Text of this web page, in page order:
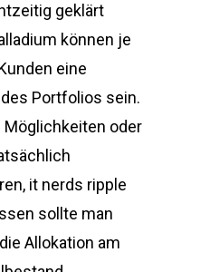
geklärt
können je
eine
Portfolios sein.
oder
it nerds ripple
sollte man
Allokation am